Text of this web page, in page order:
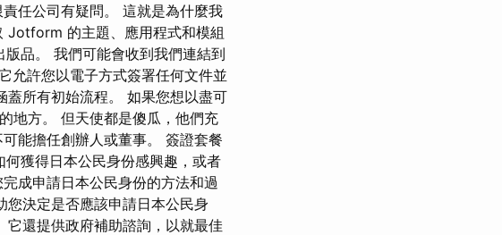
任公司有疑問。 這就是為什麼我
Jotform 的主題、應用程式和模組
品。 我們可能會收到我們連結到
允許您以電子方式簽署任何文件並
蓋所有初始流程。 如果您想以盡可
地方。 但天使都是傻瓜，他們充
能擔任創辦人或董事。 簽證套餐
獲得日本公民身份感興趣，或者
成申請日本公民身份的方法和過
您決定是否應該申請日本公民身
還提供政府補助諮詢，以就最佳